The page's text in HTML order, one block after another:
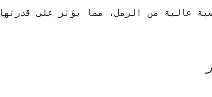
عالية من الرمل، مما يؤثر على